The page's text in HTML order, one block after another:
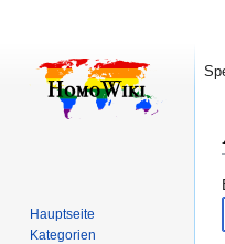
Hauptseite
Kategorien